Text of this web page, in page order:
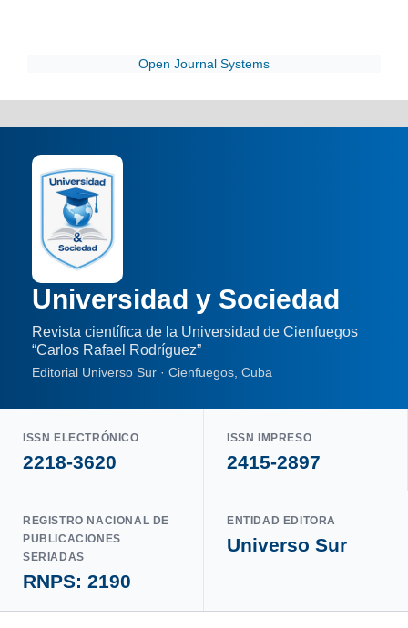
Open Journal Systems
Universidad y Sociedad
Revista científica de la Universidad de Cienfuegos
“Carlos Rafael Rodríguez”
Editorial Universo Sur · Cienfuegos, Cuba
ISSN ELECTRÓNICO
2218-3620
ISSN IMPRESO
2415-2897
REGISTRO NACIONAL DE
PUBLICACIONES
SERIADAS
RNPS: 2190
ENTIDAD EDITORA
Universo Sur